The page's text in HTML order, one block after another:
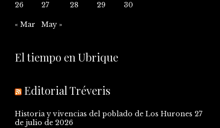
26
27 28 29 30
« Mar May »
El tiempo en Ubrique
Editorial Tréveris
Historia y vivencias del poblado de Los Hurones 27
de julio de 2026